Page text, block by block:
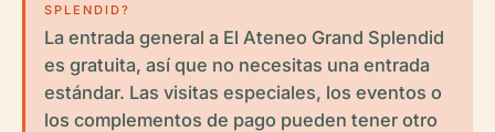
SPLENDID?
La entrada general a El Ateneo Grand Splendid
es gratuita, así que no necesitas una entrada
estándar. Las visitas especiales, los eventos o
los complementos de pago pueden tener otro